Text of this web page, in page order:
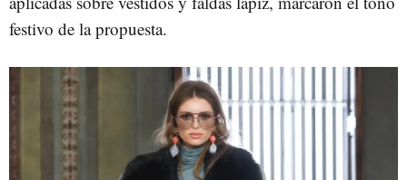
festivo de la propuesta.